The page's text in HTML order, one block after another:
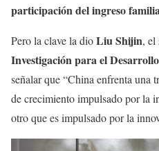
participación del ingreso
Pero la clave la dioLiu Shijin, el
Investigación para el
señalar que “China enfrenta una
de crecimiento impulsado por la
otro que es impulsado por la